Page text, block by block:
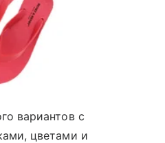
вариантов с
цветами и